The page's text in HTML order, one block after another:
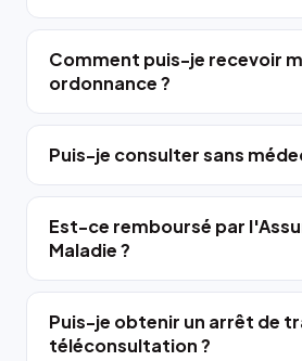
Comment puis-je recevoir
ordonnance ?
Puis-je consulter sans
Est-ce remboursé par
Maladie ?
Puis-je obtenir un arrêt de
téléconsultation ?